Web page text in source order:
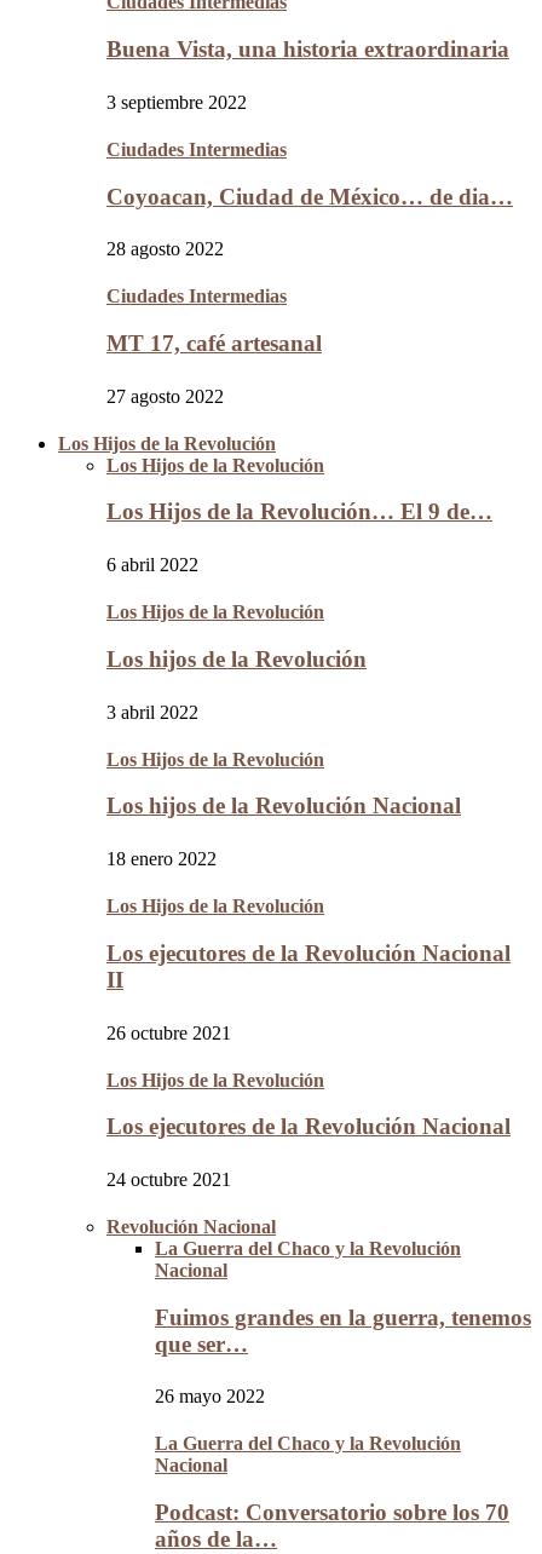
Buena Vista, una historia extraordinaria
3 septiembre 2022
Ciudades Intermedias
Coyoacan, Ciudad de México… de dia…
28 agosto 2022
Ciudades Intermedias
MT 17, café artesanal
27 agosto 2022
Los Hijos de la Revolución
Los Hijos de la Revolución
Los Hijos de la Revolución… El 9 de…
6 abril 2022
Los Hijos de la Revolución
Los hijos de la Revolución
3 abril 2022
Los Hijos de la Revolución
Los hijos de la Revolución Nacional
18 enero 2022
Los Hijos de la Revolución
Los ejecutores de la Revolución Nacional
II
26 octubre 2021
Los Hijos de la Revolución
Los ejecutores de la Revolución Nacional
24 octubre 2021
Revolución Nacional
La Guerra del Chaco y la Revolución
Nacional
Fuimos grandes en la guerra, tenemos
que ser…
26 mayo 2022
La Guerra del Chaco y la Revolución
Nacional
Podcast: Conversatorio sobre los 70
años de la…